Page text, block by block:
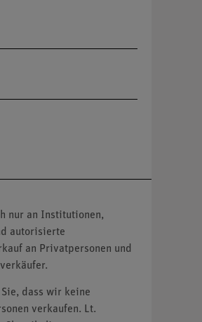
nur an Institutionen,
autorisierte
an Privatpersonen und
dass wir keine
verkaufen. Lt.